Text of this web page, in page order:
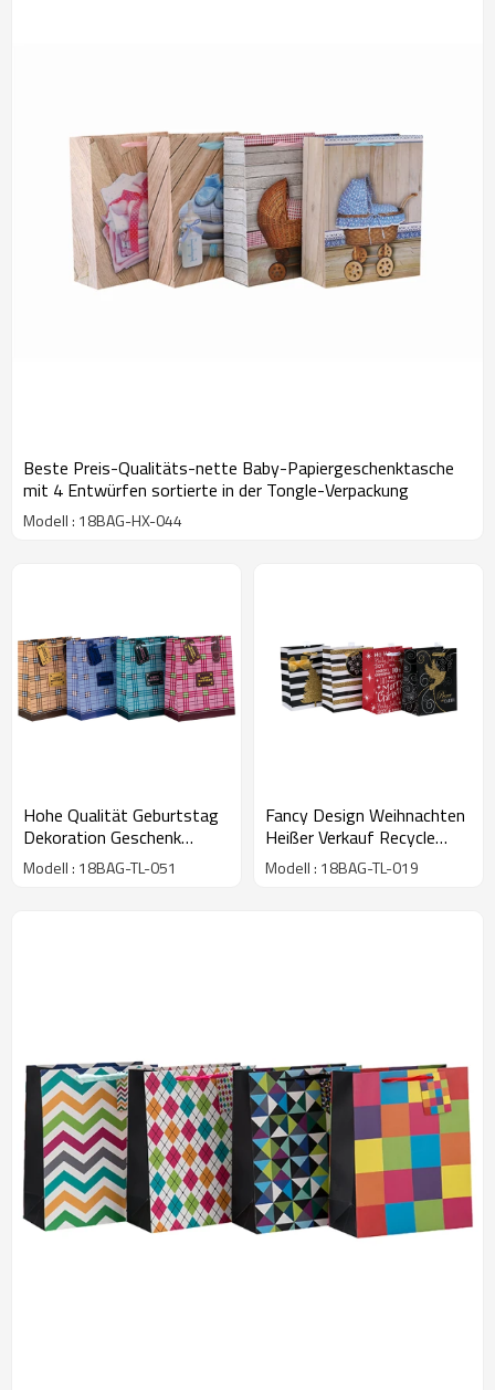
Beste Preis-Qualitäts-nette Baby-Papiergeschenktasche
mit 4 Entwürfen sortierte in der Tongle-Verpackung
Modell : 18BAG-HX-044
Hohe Qualität Geburtstag
Dekoration Geschenk
Papiertüte mit 4 Designs
Assorted in Tongle
Modell : 18BAG-TL-051
Fancy Design Weihnachten
Heißer Verkauf Recycle
Geschenk Papiertüten
Großhandel mit 4 Designs
Modell : 18BAG-TL-019